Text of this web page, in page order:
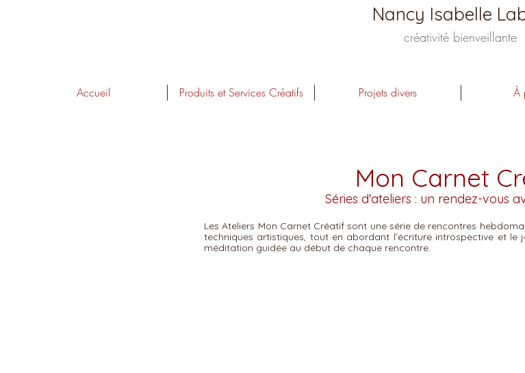
Nancy Isabelle
créativité bienveillante
Accueil Produits et Services Créatifs Projets divers À
Mon Carnet
Séries d'ateliers : un rendez-vous
Les Ateliers Mon Carnet Créatif sont une série de rencontres
techniques artistiques, tout en abordant l’écriture introspective et
méditation guidée au début de chaque rencontre.